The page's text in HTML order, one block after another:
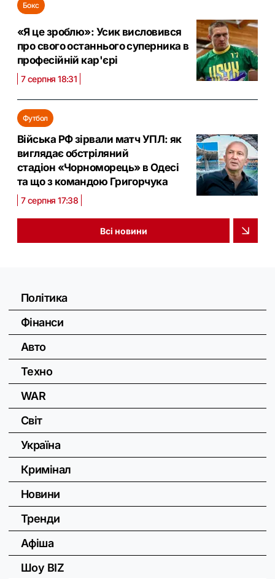
Бокс
«Я це зроблю»: Усик висловився
про свого останнього суперника в
професійній кар'єрі
7 серпня 18:31
Футбол
Війська РФ зірвали матч УПЛ: як
виглядає обстріляний
стадіон «Чорноморець» в Одесі
та що з командою Григорчука
7 серпня 17:38
Всі новини
Політика
Фінанси
Авто
Техно
WAR
Світ
Україна
Кримінал
Новини
Тренди
Афіша
Шоу BIZ